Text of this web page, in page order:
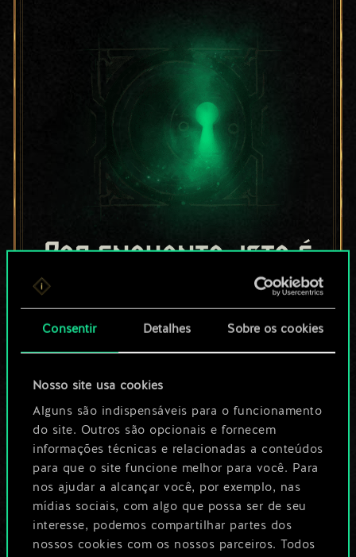
Consentir Detalhes Sobre os cookies
Nosso site usa cookies
Alguns são indispensáveis para o funcionamento
do site. Outros são opcionais e fornecem
informações técnicas e relacionadas a conteúdos
para que o site funcione melhor para você. Para
nos ajudar a alcançar você, por exemplo, nas
mídias sociais, com algo que possa ser de seu
interesse, podemos compartilhar partes dos
nossos cookies com os nossos parceiros. Todos
Por enquanto, isto é
apenas um conjunto
de cartas
compartilhado.
No entanto, dá para
ser muito mais!
Dê um nome para este baralho e crie
um guia